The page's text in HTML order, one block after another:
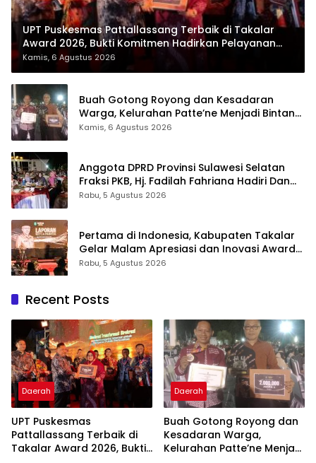
UPT Puskesmas Pattallassang Terbaik di Takalar
Award 2026, Bukti Komitmen Hadirkan Pelayanan
Kesehatan Berkualitas
Kamis, 6 Agustus 2026
Buah Gotong Royong dan Kesadaran
Warga, Kelurahan Patte’ne Menjadi Bintang
Takalar Award 2026
Kamis, 6 Agustus 2026
Anggota DPRD Provinsi Sulawesi Selatan
Fraksi PKB, Hj. Fadilah Fahriana Hadiri Dan
Beri Apresiasi : Takalar Menyalakan Lentera
Rabu, 5 Agustus 2026
Pertama di Indonesia, Kabupaten Takalar
Gelar Malam Apresiasi dan Inovasi Award
2026: Panggung Penghargaan bagi
Rabu, 5 Agustus 2026
Recent Posts
Daerah
UPT Puskesmas
Pattallassang Terbaik di
Takalar Award 2026, Bukti
Daerah
Buah Gotong Royong dan
Kesadaran Warga,
Kelurahan Patte’ne Menjadi